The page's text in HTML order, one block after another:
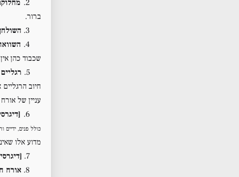
2.
ברור.
3.
4.
שכבוד כהן
5.
חיוב
עניין של
6.
כולל פנים, ידיים
מדוע אלו
7.
8. אורח